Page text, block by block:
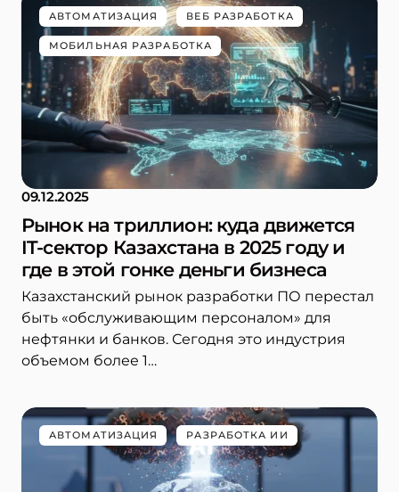
АВТОМАТИЗАЦИЯ ВЕБ РАЗРАБОТКА
МОБИЛЬНАЯ РАЗРАБОТКА
09.12.2025
Рынок на триллион: куда движется
IT-сектор Казахстана в 2025 году и
где в этой гонке деньги бизнеса
Казахстанский рынок разработки ПО перестал
быть «обслуживающим персоналом» для
нефтянки и банков. Сегодня это индустрия
объемом более 1…
АВТОМАТИЗАЦИЯ РАЗРАБОТКА ИИ